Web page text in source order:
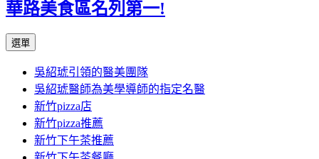
華路美食區名列第一!
選單
主
要
內
容
吳紹琥引領的醫美團隊
吳紹琥醫師為美學導師的指定名醫
新竹pizza店
新竹pizza推薦
新竹下午茶推薦